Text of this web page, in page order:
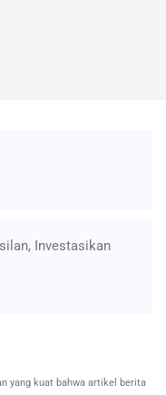
Investasikan
yang kuat bahwa artikel berita